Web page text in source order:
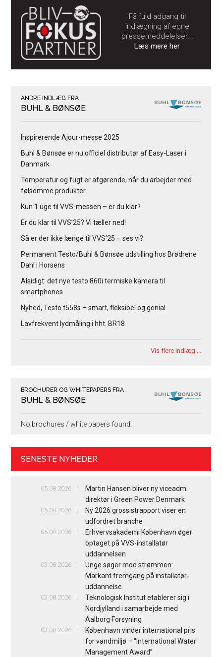
Få fuld adgang til
indlægning af egne
pressemeddelelser...
Læs mere her
ANDRE INDLÆG FRA
BUHL & BØNSØE
Inspirerende Ajour-messe 2025
Buhl & Bønsøe er nu officiel distributør af Easy-Laser i
Danmark
Temperatur og fugt er afgørende, når du arbejder med
følsomme produkter
Kun 1 uge til VVS-messen – er du klar?
Er du klar til VVS’25? Vi tæller ned!
Så er der ikke længe til VVS’25 – ses vi?
Permanent Testo/Buhl & Bønsøe udstilling hos Brødrene
Dahl i Horsens
Alsidigt: det nye testo 860i termiske kamera til
smartphones
Nyhed, Testo t558s – smart, fleksibel og genial
Lavfrekvent lydmåling i hht. BR18
Vis flere indlæg …
BROCHURER OG WHITEPAPERS FRA
BUHL & BØNSØE
No brochures / white papers found.
SENESTE NYHEDER
05.08.2026
Martin Hansen bliver ny viceadm.
direktør i Green Power Denmark
05.08.2026
Ny 2026 grossistrapport viser en
udfordret branche
05.08.2026
Erhvervsakademi København øger
optaget på VVS-installatør
uddannelsen
03.08.2026
Unge søger mod strømmen:
Markant fremgang på installatør-
uddannelse
03.08.2026
Teknologisk Institut etablerer sig i
Nordjylland i samarbejde med
Aalborg Forsyning
03.08.2026
København vinder international pris
for vandmiljø – “International Water
Management Award”